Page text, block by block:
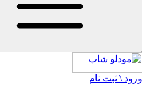
ورود \ ثبت نام